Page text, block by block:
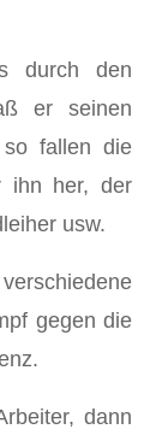
durch den
er seinen
so fallen die
ihn her, der
usw.
gegen die
dann